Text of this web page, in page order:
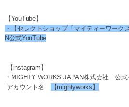
【YouTube】
・【セレクトショップ「マイティーワーク
N公式YouTube
【instagram】
・MIGHTY WORKS.JAPAN株式会社 公
アカウント名
【mightyworks】